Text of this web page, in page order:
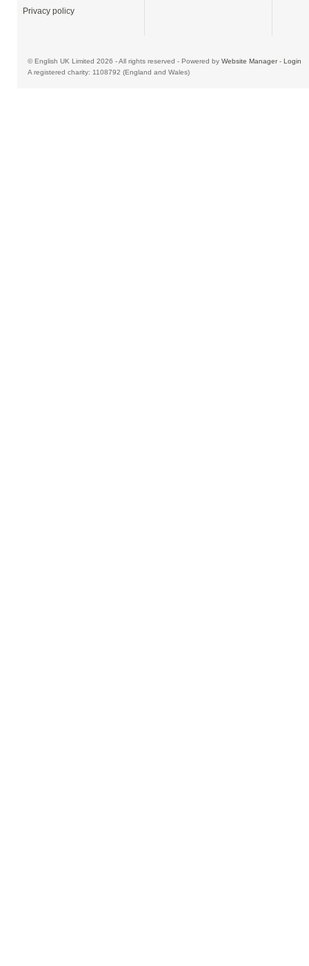
Privacy policy
© English UK Limited 2026 - All rights reserved - Powered by Website Manager- Login
A registered charity: 1108792 (England and Wales)